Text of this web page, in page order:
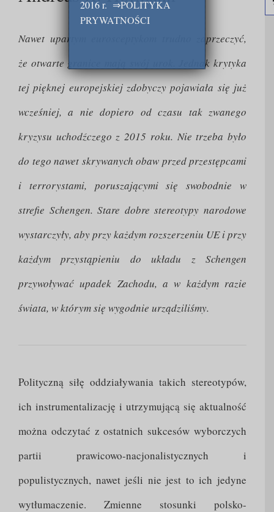
Nawet upartym eurosceptykom trudno zaprzeczyć,
że otwarte granice mają swój urok. Jednak krytyka
tej pięknej europejskiej zdobyczy pojawiała się już
wcześniej, a nie dopiero od czasu tak zwanego
kryzysu uchodźczego z 2015 roku. Nie trzeba było
do tego nawet skrywanych obaw przed przestępcami
i terrorystami, poruszającymi się swobodnie w
strefie Schengen. Stare dobre stereotypy narodowe
wystarczyły, aby przy każdym rozszerzeniu UE i przy
każdym przystąpieniu do układu z Schengen
przywoływać upadek Zachodu, a w każdym razie
świata, w którym się wygodnie urządziliśmy.
Polityczną siłę oddziaływania takich stereotypów,
ich instrumentalizację i utrzymującą się aktualność
można odczytać z ostatnich sukcesów wyborczych
partii prawicowo-nacjonalistycznych i
populistycznych, nawet jeśli nie jest to ich jedyne
wytłumaczenie. Zmienne stosunki polsko-
2016 r. ⇒POLITYKA
PRYWATNOŚCI